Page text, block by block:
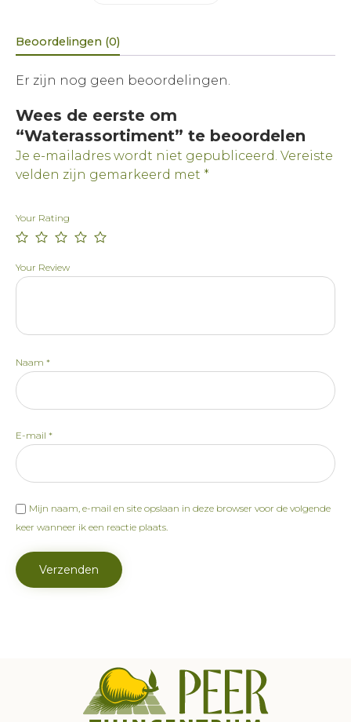
Beoordelingen (0)
Er zijn nog geen beoordelingen.
Wees de eerste om
“Waterassortiment” te beoordelen
Je e-mailadres wordt niet gepubliceerd. Vereiste
velden zijn gemarkeerd met *
Your Rating
Your Review
Naam *
E-mail *
Mijn naam, e-mail en site opslaan in deze browser voor de volgende
keer wanneer ik een reactie plaats.